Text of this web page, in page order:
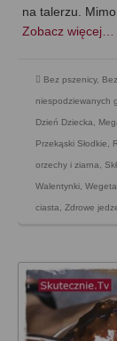
na talerzu.
Zobacz więcej…
Bez pszenicy,
niespodziewanych
Dzień Dziecka
Przekąski Słodkie
orzechy i ziarna
Walentynki
ciasta Zdrowe